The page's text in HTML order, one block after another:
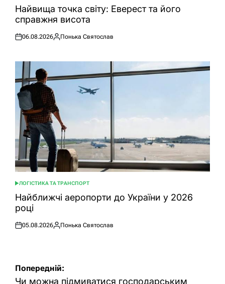
УНайвища точка світу: Еверест та його
справжня висота
Оприлюднено
06.08.2026
Опубліковано
Понька Святослав
ОПУБЛІКУВАТИ
У
ЛОГІСТИКА ТА ТРАНСПОРТ
Найближчі аеропорти до України у 2026
році
Оприлюднено
05.08.2026
Опубліковано
Понька Святослав
Навігація
Попередній:
Чи можна підмиватися господарським